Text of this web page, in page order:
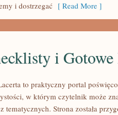
i dostrzegać [ Read More ]
i Gotowe
to praktyczny portal
w którym czytelnik może
tematycznych. Strona została